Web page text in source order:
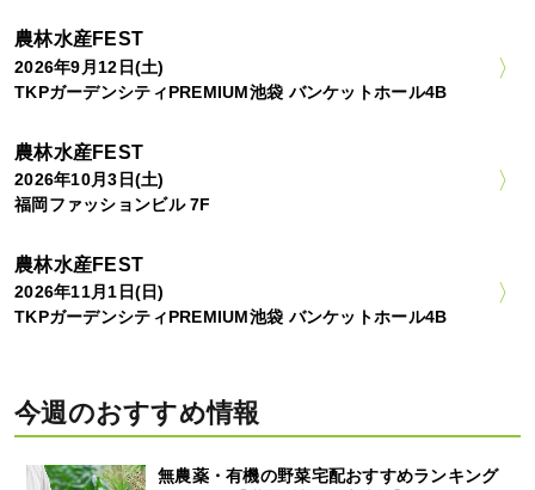
農林水産FEST
2026年9月12日(土)
TKPガーデンシティPREMIUM池袋 バンケットホール4B
農林水産FEST
2026年10月3日(土)
福岡ファッションビル 7F
農林水産FEST
2026年11月1日(日)
TKPガーデンシティPREMIUM池袋 バンケットホール4B
今週のおすすめ情報
無農薬・有機の野菜宅配おすすめランキング